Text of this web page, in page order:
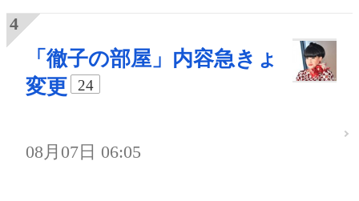
「徹子の部屋」内容急きょ
変更
24
08月07日 06:05